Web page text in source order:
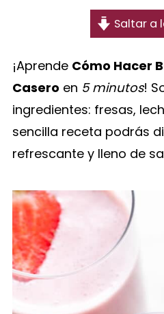
Saltar a
¡Aprende Cómo Hacer
Casero en 5 minutos!
ingredientes: fresas,
sencilla receta podrás
refrescante y lleno de